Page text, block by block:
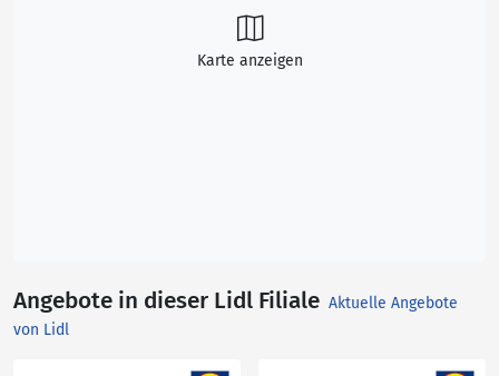
Karte anzeigen
Angebote in dieser Lidl Filiale Aktuelle Angebote
von Lidl